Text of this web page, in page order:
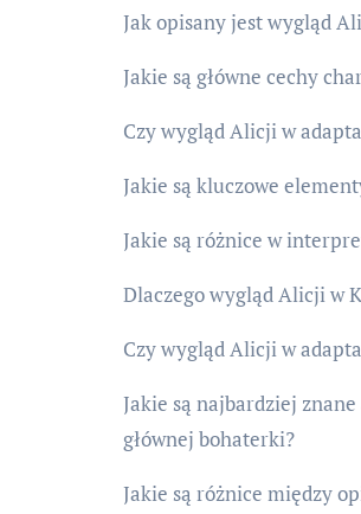
Jak opisany jest wygląd
Jakie są główne cechy
Czy wygląd Alicji w
Jakie są kluczowe
Jakie są różnice w
Dlaczego wygląd Alicji w
Czy wygląd Alicji w
Jakie są najbardziej
głównej bohaterki?
Jakie są różnice między